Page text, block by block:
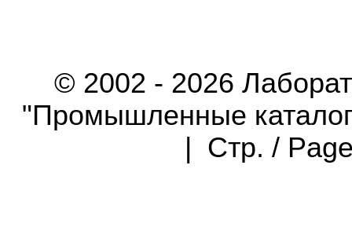
© 2002 - 2026
"Промышленные
| Стр. /